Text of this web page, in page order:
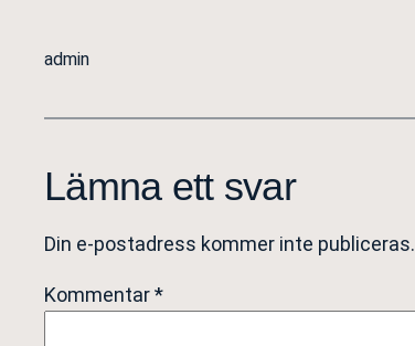
admin
Lämna ett svar
Din e-postadress kommer inte publiceras.
Kommentar*